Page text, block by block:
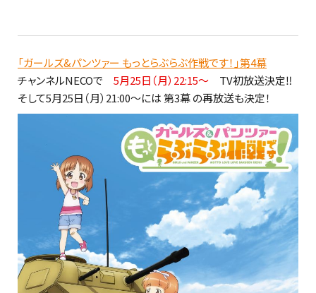
「ガールズ&パンツァー もっとらぶらぶ作戦です！」第4幕
チャンネルNECOで 5月25日（月）22:15～ TV初放送決定‼
そして5月25日（月）21:00～には 第3幕 の再放送も決定！